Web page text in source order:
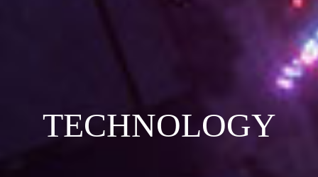
TECHNOLOGY